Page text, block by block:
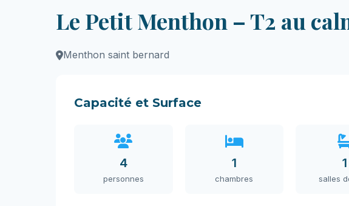
Le Petit Menthon – T2 au
Menthon saint bernard
Capacité et Surface
4
personnes
1
chambres
1
salles